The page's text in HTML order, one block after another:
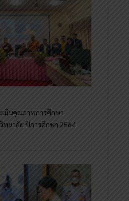
เมินคุณภาพการศึกษา
ทยาลัย ปีการศึกษา 2564